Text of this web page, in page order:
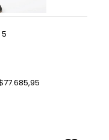
5